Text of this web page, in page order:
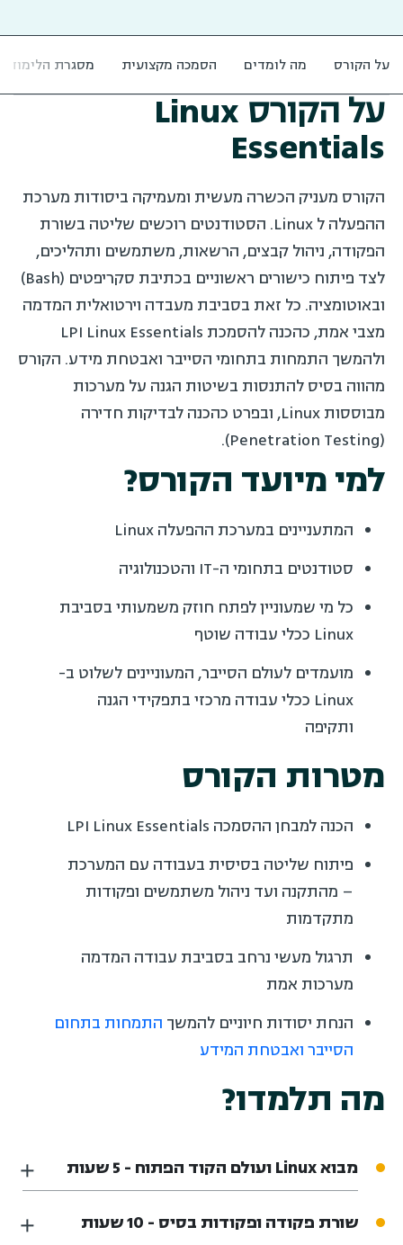
על הקורס מה לומדים הסמכה מקצועית מסגרת
על הקורס Linux
Essentials
הקורס מעניק הכשרה מעשית ומעמיקה ביסודות מערכת
ההפעלה ל Linux. הסטודנטים רוכשים שליטה בשורת
הפקודה, ניהול קבצים, הרשאות, משתמשים ותהליכים,
לצד פיתוח כישורים ראשוניים בכתיבת סקריפטים (Bash)
ובאוטומציה. כל זאת בסביבת מעבדה וירטואלית המדמה
מצבי אמת, כהכנה להסמכת LPI Linux Essentials
ולהמשך התמחות בתחומי הסייבר ואבטחת מידע. הקורס
מהווה בסיס להתנסות בשיטות הגנה על מערכות
מבוססות Linux, ובפרט כהכנה לבדיקות חדירה
(Penetration Testing).
למי מיועד הקורס?
המתעניינים במערכת ההפעלה Linux
סטודנטים בתחומי ה-IT והטכנולוגיה
כל מי שמעוניין לפתח חוזק משמעותי בסביבת
Linux ככלי עבודה שוטף
מועמדים לעולם הסייבר, המעוניינים לשלוט ב-
Linux ככלי עבודה מרכזי בתפקידי הגנה
ותקיפה
מטרות הקורס
הכנה למבחן ההסמכה LPI Linux Essentials
פיתוח שליטה בסיסית בעבודה עם המערכת
– מהתקנה ועד ניהול משתמשים ופקודות
מתקדמות
תרגול מעשי נרחב בסביבת עבודה המדמה
מערכות אמת
הנחת יסודות חיוניים להמשך התמחות בתחום
הסייבר ואבטחת המידע
מה תלמדו?
מבוא Linux ועולם הקוד הפתוח - 5 שעות
שורת פקודה ופקודות בסיס - 10 שעות